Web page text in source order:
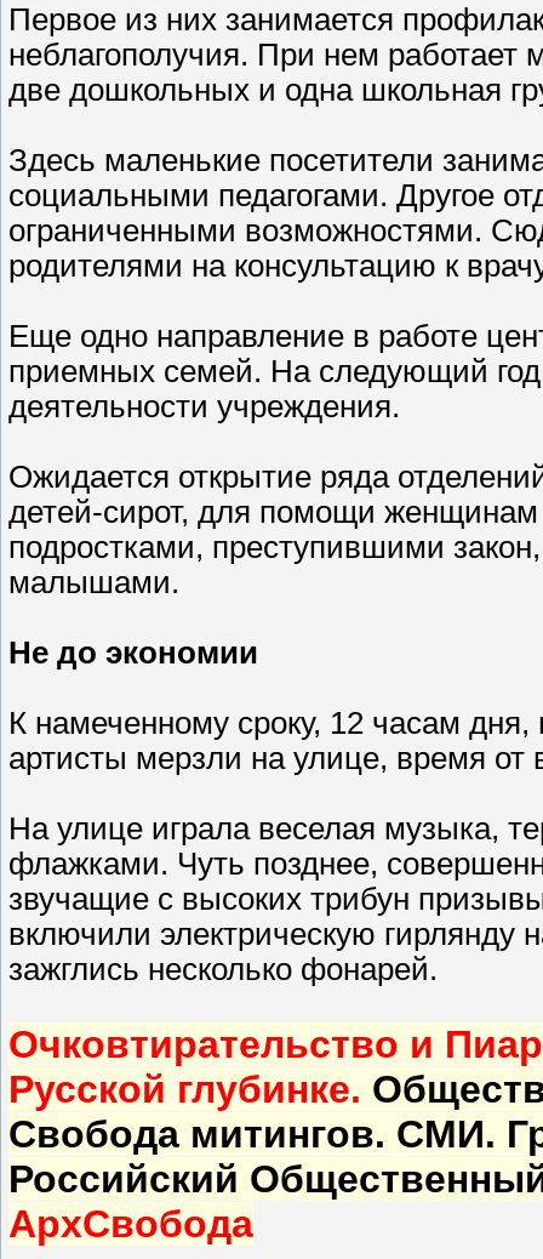
Первое из них занимается
неблагополучия. При нем
две дошкольных и одна школьная
Здесь маленькие посетители
социальными педагогами. Другое
ограниченными возможностями.
родителями на консультацию к
Еще одно направление в работе
приемных семей. На следующий
деятельности учреждения.
Ожидается открытие ряда
детей-сирот, для помощи женщинам
подростками, преступившими
малышами.
Не до экономии
К намеченному сроку, 12 часам
артисты мерзли на улице, время от
На улице играла веселая музыка,
флажками. Чуть позднее,
звучащие с высоких трибун
включили электрическую гирлянду
зажглись несколько фонарей.
Очковтирательство и
Русской глубинке.
Свобода митингов. СМИ.
Российский
АрхСвобода